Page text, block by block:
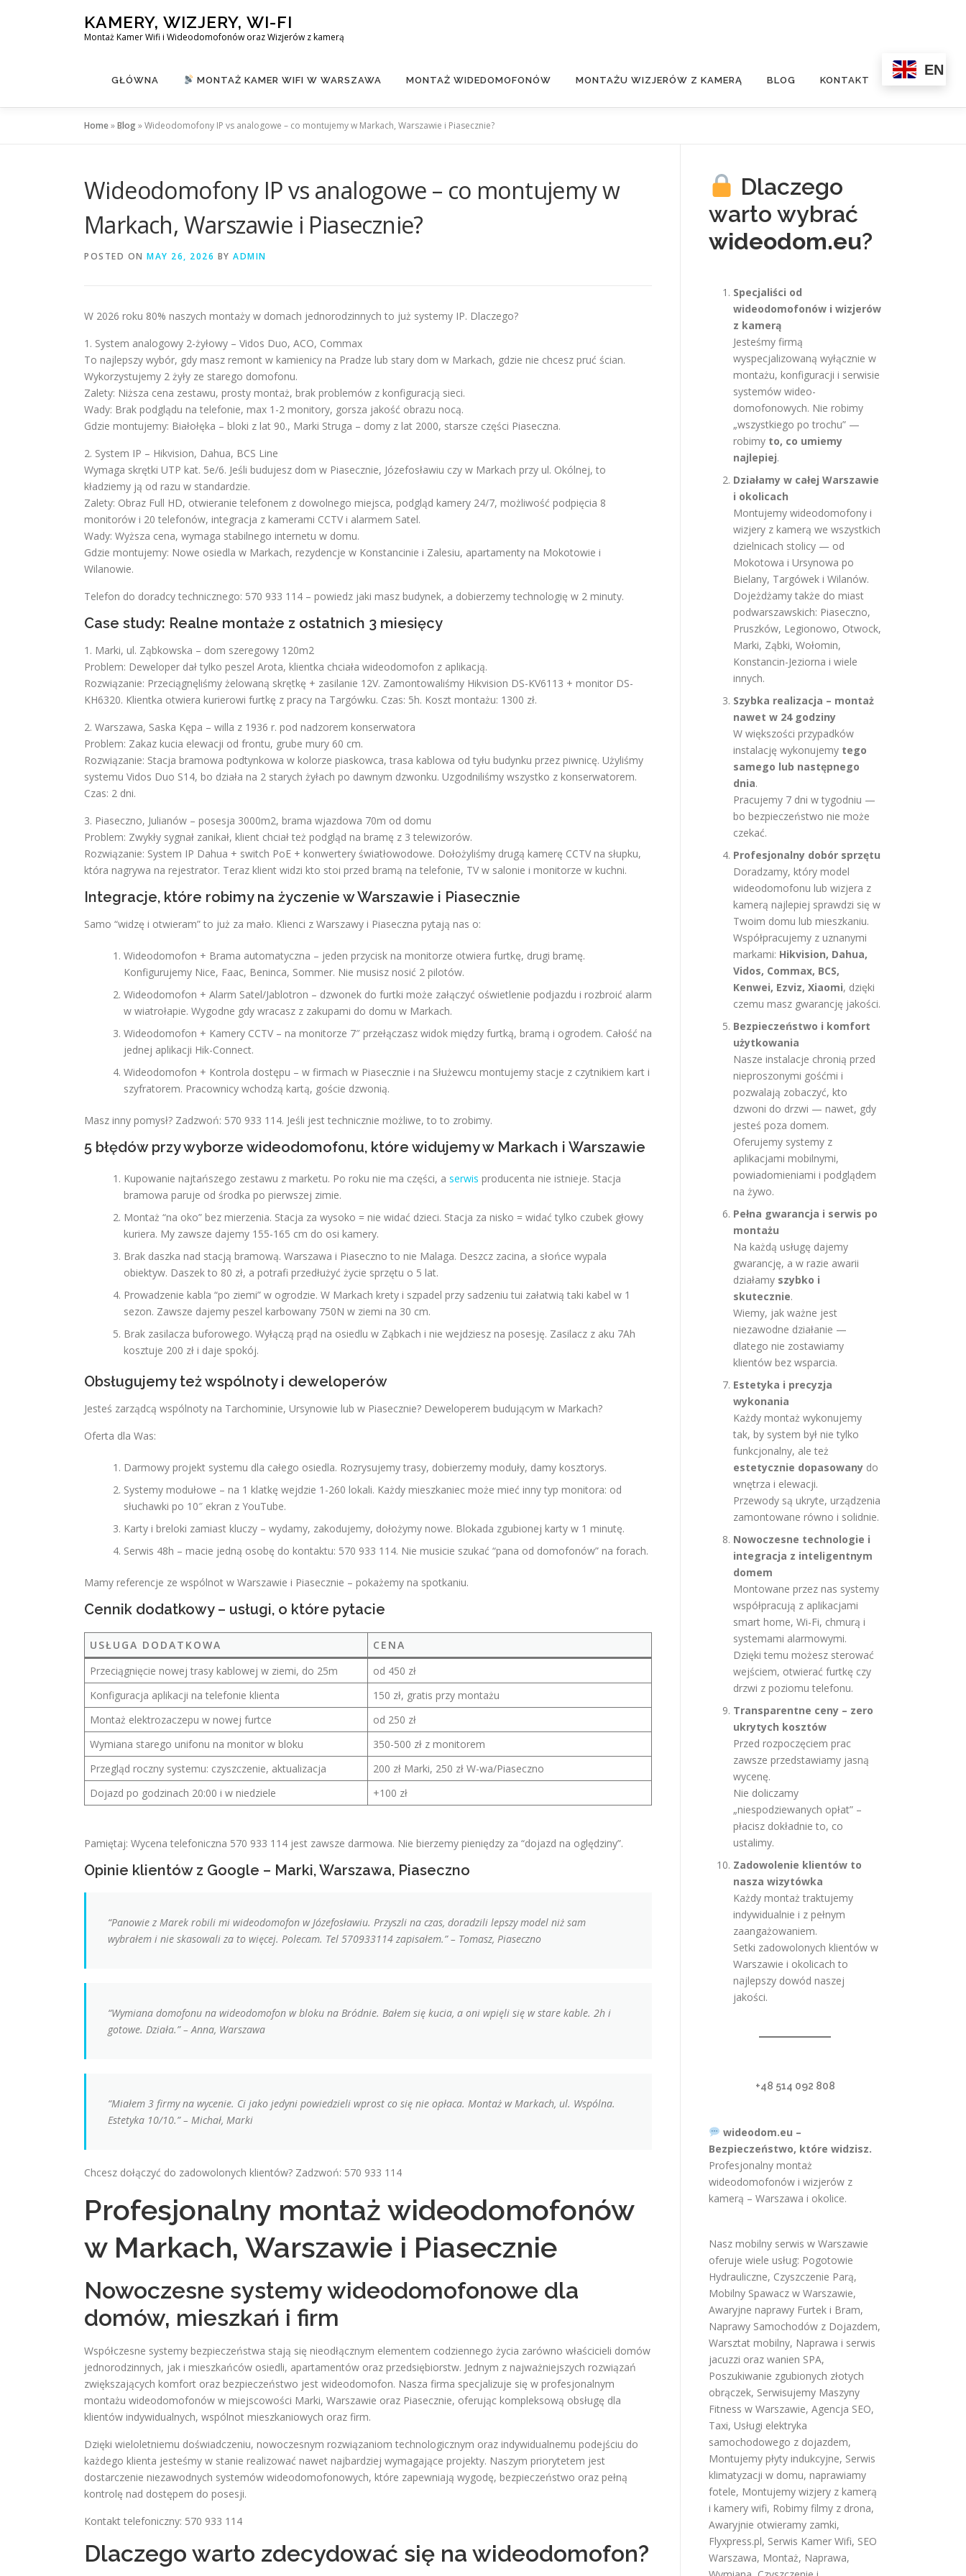
KAMERY, WIZJERY, WI-FI
Montaż Kamer Wifi i Wideodomofonów oraz Wizjerów z kamerą
GŁÓWNA MONTAŻ KAMER WIFI W WARSZAWA MONTAŻ WIDEDOMOFONÓW MONTAŻU WIZJERÓW Z KAMERĄ BLOG KONTAKT
EN
Home»Blog»Wideodomofony IP vs analogowe – co montujemy w Markach, Warszawie i Piasecznie?
Wideodomofony IP vs analogowe – co montujemy w
Markach, Warszawie i Piasecznie?
POSTED ON MAY 26, 2026 BY ADMIN
W 2026 roku 80% naszych montaży w domach jednorodzinnych to już systemy IP. Dlaczego?
1. System analogowy 2-żyłowy – Vidos Duo, ACO, Commax
To najlepszy wybór, gdy masz remont w kamienicy na Pradze lub stary dom w Markach, gdzie nie chcesz pruć ścian.
Wykorzystujemy 2 żyły ze starego domofonu.
Zalety: Niższa cena zestawu, prosty montaż, brak problemów z konfiguracją sieci.
Wady: Brak podglądu na telefonie, max 1-2 monitory, gorsza jakość obrazu nocą.
Gdzie montujemy: Białołęka – bloki z lat 90., Marki Struga – domy z lat 2000, starsze części Piaseczna.
2. System IP – Hikvision, Dahua, BCS Line
Wymaga skrętki UTP kat. 5e/6. Jeśli budujesz dom w Piasecznie, Józefosławiu czy w Markach przy ul. Okólnej, to
kładziemy ją od razu w standardzie.
Zalety: Obraz Full HD, otwieranie telefonem z dowolnego miejsca, podgląd kamery 24/7, możliwość podpięcia 8
monitorów i 20 telefonów, integracja z kamerami CCTV i alarmem Satel.
Wady: Wyższa cena, wymaga stabilnego internetu w domu.
Gdzie montujemy: Nowe osiedla w Markach, rezydencje w Konstancinie i Zalesiu, apartamenty na Mokotowie i
Wilanowie.
Telefon do doradcy technicznego: 570 933 114 – powiedz jaki masz budynek, a dobierzemy technologię w 2 minuty.
Case study: Realne montaże z ostatnich 3 miesięcy
1. Marki, ul. Ząbkowska – dom szeregowy 120m2
Problem: Deweloper dał tylko peszel Arota, klientka chciała wideodomofon z aplikacją.
Rozwiązanie: Przeciągnęliśmy żelowaną skrętkę + zasilanie 12V. Zamontowaliśmy Hikvision DS-KV6113 + monitor DS-
KH6320. Klientka otwiera kurierowi furtkę z pracy na Targówku. Czas: 5h. Koszt montażu: 1300 zł.
2. Warszawa, Saska Kępa – willa z 1936 r. pod nadzorem konserwatora
Problem: Zakaz kucia elewacji od frontu, grube mury 60 cm.
Rozwiązanie: Stacja bramowa podtynkowa w kolorze piaskowca, trasa kablowa od tyłu budynku przez piwnicę. Użyliśmy
systemu Vidos Duo S14, bo działa na 2 starych żyłach po dawnym dzwonku. Uzgodniliśmy wszystko z konserwatorem.
Czas: 2 dni.
3. Piaseczno, Julianów – posesja 3000m2, brama wjazdowa 70m od domu
Problem: Zwykły sygnał zanikał, klient chciał też podgląd na bramę z 3 telewizorów.
Rozwiązanie: System IP Dahua + switch PoE + konwertery światłowodowe. Dołożyliśmy drugą kamerę CCTV na słupku,
która nagrywa na rejestrator. Teraz klient widzi kto stoi przed bramą na telefonie, TV w salonie i monitorze w kuchni.
Integracje, które robimy na życzenie w Warszawie i Piasecznie
Samo “widzę i otwieram” to już za mało. Klienci z Warszawy i Piaseczna pytają nas o:
Wideodomofon + Brama automatyczna – jeden przycisk na monitorze otwiera furtkę, drugi bramę.
Konfigurujemy Nice, Faac, Beninca, Sommer. Nie musisz nosić 2 pilotów.
Wideodomofon + Alarm Satel/Jablotron – dzwonek do furtki może załączyć oświetlenie podjazdu i rozbroić alarm
w wiatrołapie. Wygodne gdy wracasz z zakupami do domu w Markach.
Wideodomofon + Kamery CCTV – na monitorze 7″ przełączasz widok między furtką, bramą i ogrodem. Całość na
jednej aplikacji Hik-Connect.
Wideodomofon + Kontrola dostępu – w firmach w Piasecznie i na Służewcu montujemy stacje z czytnikiem kart i
szyfratorem. Pracownicy wchodzą kartą, goście dzwonią.
Masz inny pomysł? Zadzwoń: 570 933 114. Jeśli jest technicznie możliwe, to to zrobimy.
5 błędów przy wyborze wideodomofonu, które widujemy w Markach i Warszawie
Kupowanie najtańszego zestawu z marketu. Po roku nie ma części, a serwis producenta nie istnieje. Stacja
bramowa paruje od środka po pierwszej zimie.
Montaż “na oko” bez mierzenia. Stacja za wysoko = nie widać dzieci. Stacja za nisko = widać tylko czubek głowy
kuriera. My zawsze dajemy 155-165 cm do osi kamery.
Brak daszka nad stacją bramową. Warszawa i Piaseczno to nie Malaga. Deszcz zacina, a słońce wypala
obiektyw. Daszek to 80 zł, a potrafi przedłużyć życie sprzętu o 5 lat.
Prowadzenie kabla “po ziemi” w ogrodzie. W Markach krety i szpadel przy sadzeniu tui załatwią taki kabel w 1
sezon. Zawsze dajemy peszel karbowany 750N w ziemi na 30 cm.
Brak zasilacza buforowego. Wyłączą prąd na osiedlu w Ząbkach i nie wejdziesz na posesję. Zasilacz z aku 7Ah
kosztuje 200 zł i daje spokój.
Obsługujemy też wspólnoty i deweloperów
Jesteś zarządcą wspólnoty na Tarchominie, Ursynowie lub w Piasecznie? Deweloperem budującym w Markach?
Oferta dla Was:
Darmowy projekt systemu dla całego osiedla. Rozrysujemy trasy, dobierzemy moduły, damy kosztorys.
Systemy modułowe – na 1 klatkę wejdzie 1-260 lokali. Każdy mieszkaniec może mieć inny typ monitora: od
słuchawki po 10″ ekran z YouTube.
Karty i breloki zamiast kluczy – wydamy, zakodujemy, dołożymy nowe. Blokada zgubionej karty w 1 minutę.
Serwis 48h – macie jedną osobę do kontaktu: 570 933 114. Nie musicie szukać “pana od domofonów” na forach.
Mamy referencje ze wspólnot w Warszawie i Piasecznie – pokażemy na spotkaniu.
Cennik dodatkowy – usługi, o które pytacie
USŁUGA DODATKOWA
CENA
Przeciągnięcie nowej trasy kablowej w ziemi, do 25m
od 450 zł
Konfiguracja aplikacji na telefonie klienta
150 zł, gratis przy montażu
Montaż elektrozaczepu w nowej furtce
od 250 zł
Wymiana starego unifonu na monitor w bloku
350-500 zł z monitorem
Przegląd roczny systemu: czyszczenie, aktualizacja
200 zł Marki, 250 zł W-wa/Piaseczno
Dojazd po godzinach 20:00 i w niedziele
+100 zł
Pamiętaj: Wycena telefoniczna 570 933 114 jest zawsze darmowa. Nie bierzemy pieniędzy za “dojazd na oględziny”.
Opinie klientów z Google – Marki, Warszawa, Piaseczno
“Panowie z Marek robili mi wideodomofon w Józefosławiu. Przyszli na czas, doradzili lepszy model niż sam
wybrałem i nie skasowali za to więcej. Polecam. Tel 570933114 zapisałem.” – Tomasz, Piaseczno
“Wymiana domofonu na wideodomofon w bloku na Bródnie. Bałem się kucia, a oni wpięli się w stare kable. 2h i
gotowe. Działa.” – Anna, Warszawa
“Miałem 3 firmy na wycenie. Ci jako jedyni powiedzieli wprost co się nie opłaca. Montaż w Markach, ul. Wspólna.
Estetyka 10/10.” – Michał, Marki
Chcesz dołączyć do zadowolonych klientów? Zadzwoń: 570 933 114
Profesjonalny montaż wideodomofonów
w Markach, Warszawie i Piasecznie
Nowoczesne systemy wideodomofonowe dla
domów, mieszkań i firm
Współczesne systemy bezpieczeństwa stają się nieodłącznym elementem codziennego życia zarówno właścicieli domów
jednorodzinnych, jak i mieszkańców osiedli, apartamentów oraz przedsiębiorstw. Jednym z najważniejszych rozwiązań
zwiększających komfort oraz bezpieczeństwo jest wideodomofon. Nasza firma specjalizuje się w profesjonalnym
montażu wideodomofonów w miejscowości Marki, Warszawie oraz Piasecznie, oferując kompleksową obsługę dla
klientów indywidualnych, wspólnot mieszkaniowych oraz firm.
Dzięki wieloletniemu doświadczeniu, nowoczesnym rozwiązaniom technologicznym oraz indywidualnemu podejściu do
każdego klienta jesteśmy w stanie realizować nawet najbardziej wymagające projekty. Naszym priorytetem jest
dostarczenie niezawodnych systemów wideodomofonowych, które zapewniają wygodę, bezpieczeństwo oraz pełną
kontrolę nad dostępem do posesji.
Kontakt telefoniczny: 570 933 114
Dlaczego warto zdecydować się na wideodomofon?
Dlaczego
warto wybrać
wideodom.eu?
Specjaliści od
wideodomofonów i wizjerów
z kamerą
Jesteśmy firmą
wyspecjalizowaną wyłącznie w
montażu, konfiguracji i serwisie
systemów wideo-
domofonowych. Nie robimy
„wszystkiego po trochu” —
robimy to, co umiemy
najlepiej.
Działamy w całej Warszawie
i okolicach
Montujemy wideodomofony i
wizjery z kamerą we wszystkich
dzielnicach stolicy — od
Mokotowa i Ursynowa po
Bielany, Targówek i Wilanów.
Dojeżdżamy także do miast
podwarszawskich: Piaseczno,
Pruszków, Legionowo, Otwock,
Marki, Ząbki, Wołomin,
Konstancin-Jeziorna i wiele
innych.
Szybka realizacja – montaż
nawet w 24 godziny
W większości przypadków
instalację wykonujemy tego
samego lub następnego
dnia.
Pracujemy 7 dni w tygodniu —
bo bezpieczeństwo nie może
czekać.
Profesjonalny dobór sprzętu
Doradzamy, który model
wideodomofonu lub wizjera z
kamerą najlepiej sprawdzi się w
Twoim domu lub mieszkaniu.
Współpracujemy z uznanymi
markami: Hikvision, Dahua,
Vidos, Commax, BCS,
Kenwei, Ezviz, Xiaomi, dzięki
czemu masz gwarancję jakości.
Bezpieczeństwo i komfort
użytkowania
Nasze instalacje chronią przed
nieproszonymi gośćmi i
pozwalają zobaczyć, kto
dzwoni do drzwi — nawet, gdy
jesteś poza domem.
Oferujemy systemy z
aplikacjami mobilnymi,
powiadomieniami i podglądem
na żywo.
Pełna gwarancja i serwis po
montażu
Na każdą usługę dajemy
gwarancję, a w razie awarii
działamy szybko i
skutecznie.
Wiemy, jak ważne jest
niezawodne działanie —
dlatego nie zostawiamy
klientów bez wsparcia.
Estetyka i precyzja
wykonania
Każdy montaż wykonujemy
tak, by system był nie tylko
funkcjonalny, ale też
estetycznie dopasowany do
wnętrza i elewacji.
Przewody są ukryte, urządzenia
zamontowane równo i solidnie.
Nowoczesne technologie i
integracja z inteligentnym
domem
Montowane przez nas systemy
współpracują z aplikacjami
smart home, Wi-Fi, chmurą i
systemami alarmowymi.
Dzięki temu możesz sterować
wejściem, otwierać furtkę czy
drzwi z poziomu telefonu.
Transparentne ceny – zero
ukrytych kosztów
Przed rozpoczęciem prac
zawsze przedstawiamy jasną
wycenę.
Nie doliczamy
„niespodziewanych opłat” –
płacisz dokładnie to, co
ustalimy.
Zadowolenie klientów to
nasza wizytówka
Każdy montaż traktujemy
indywidualnie i z pełnym
zaangażowaniem.
Setki zadowolonych klientów w
Warszawie i okolicach to
najlepszy dowód naszej
jakości.
+48 514 092 808
wideodom.eu –
Bezpieczeństwo, które widzisz.
Profesjonalny montaż
wideodomofonów i wizjerów z
kamerą – Warszawa i okolice.
Nasz mobilny serwis w Warszawie
oferuje wiele usług: Pogotowie
Hydrauliczne, Czyszczenie Parą,
Mobilny Spawacz w Warszawie,
Awaryjne naprawy Furtek i Bram,
Naprawy Samochodów z Dojazdem,
Warsztat mobilny, Naprawa i serwis
jacuzzi oraz wanien SPA,
Poszukiwanie zgubionych złotych
obrączek, Serwisujemy Maszyny
Fitness w Warszawie, Agencja SEO,
Taxi, Usługi elektryka
samochodowego z dojazdem,
Montujemy płyty indukcyjne, Serwis
klimatyzacji w domu, naprawiamy
fotele, Montujemy wizjery z kamerą
i kamery wifi, Robimy filmy z drona,
Awaryjnie otwieramy zamki,
Flyxpress.pl, Serwis Kamer Wifi, SEO
Warszawa, Montaż, Naprawa,